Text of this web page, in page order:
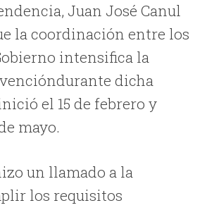
Juan José Canul
la coordinación entre los
intensifica la
dicha
el 15 de febrero y
mayo.
un llamado a la
los requisitos